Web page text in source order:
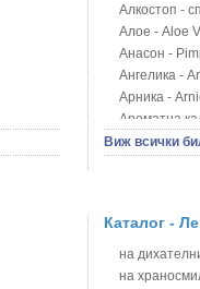
Алкостоп -
Алое - Aloe
Анасон -
Ангелика -
Арника -
Ароматна
Арония -
Блатен
Блян
Бобови
Виж всички
Каталог -
на
на